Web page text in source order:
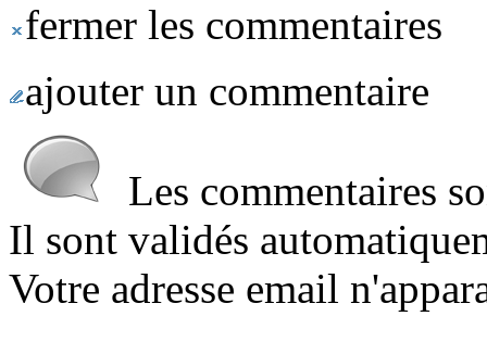
fermer les commentaires
ajouter un commentaire
Les commentaires
Il sont validés
Votre adresse email